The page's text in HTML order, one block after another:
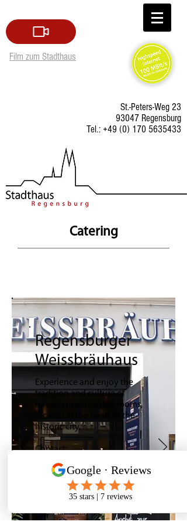
Film zum Stadthaus
St.-Peters-Weg 23
93047 Regensburg
Tel.: +49 (0) 170 5635433
Catering
Regensburger
Weissbräuhaus
Experience and enjoy the
tradition and culture of
bavaria in venerable rooms,
located at the heart of the
historic city.​
Contact:
Schwarze Bären Str. 6
93047 Regensburg
0941 / 5997703
Uhr